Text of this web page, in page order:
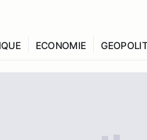
ECONOMIE